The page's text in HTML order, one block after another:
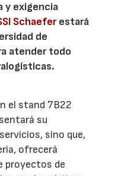
y exigencia
Schaeferestará
de
atender todo
el stand 7B22
su
sino que,
ofrecerá
proyectos de